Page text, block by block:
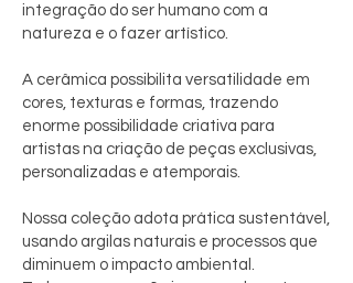
integração do ser humano com a
natureza e o fazer artístico.
A cerâmica possibilita versatilidade em
cores, texturas e formas, trazendo
enorme possibilidade criativa para
artistas na criação de peças exclusivas,
personalizadas e atemporais.
Nossa coleção adota prática sustentável,
usando argilas naturais e processos que
diminuem o impacto ambiental.